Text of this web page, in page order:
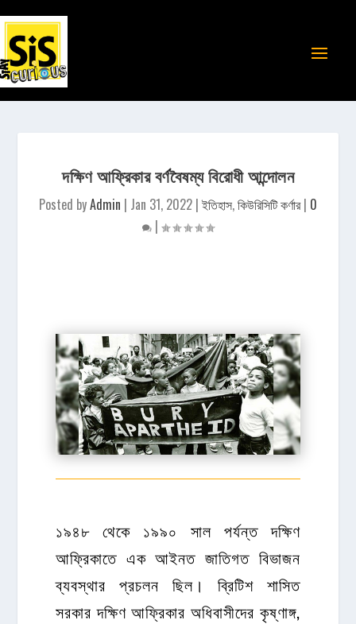
দক্ষিণ আফ্রিকার বর্ণবৈষম্য বিরোধী আন্দোলন
Posted byAdmin | Jan 31, 2022 |ইতিহাস,কিউরিসিটি কর্ণার| 0
|
১৯৪৮ থেকে ১৯৯০ সাল পর্যন্ত দক্ষিণ
আফ্রিকাতে এক আইনত জাতিগত বিভাজন
ব্যবস্থার প্রচলন ছিল। ব্রিটিশ শাসিত
সরকার দক্ষিণ আফ্রিকার অধিবাসীদের কৃষ্ণাঙ্গ,